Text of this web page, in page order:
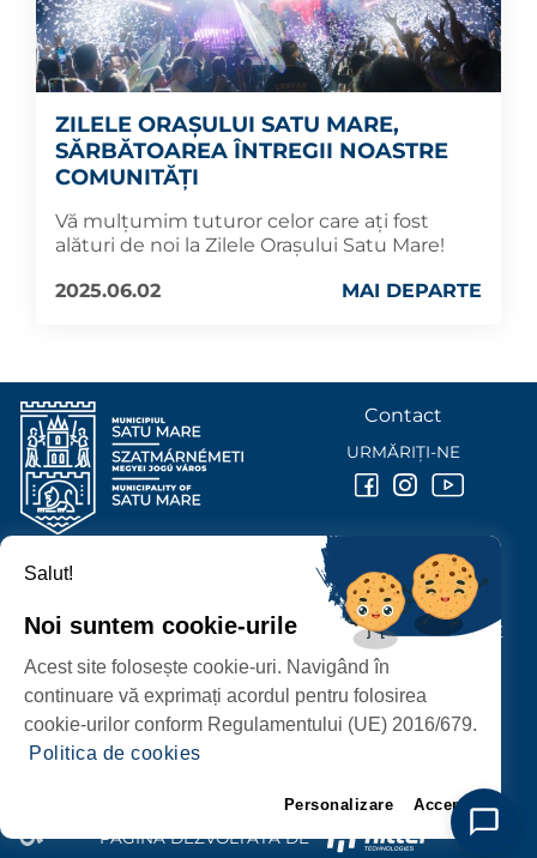
ZILELE ORAȘULUI SATU MARE,
SĂRBĂTOAREA ÎNTREGII NOASTRE
COMUNITĂȚI
Vă mulțumim tuturor celor care ați fost
alături de noi la Zilele Orașului Satu Mare!
2025.06.02
MAI DEPARTE
PROTECȚIA DATELOR PERSONALE
PAGINĂ DEZVOLTATĂ DE
PRIMĂRIA MUNICIPIULUI
P-ȚA 25 OCTOMBRIE, NR. 1 CORP M, 440026 SATU MARE
Contact
URMĂRIȚI-NE
Salut!
Noi suntem cookie-urile
Acest site folosește cookie-uri. Navigând în
continuare vă exprimați acordul pentru folosirea
cookie-urilor conform Regulamentului (UE) 2016/679.
Politica de cookies
Personalizare Accept